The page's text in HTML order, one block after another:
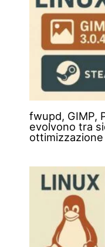
fwupd, GIMP,
evolvono tra
ottimizzazione